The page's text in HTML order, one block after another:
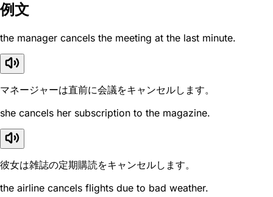
例文
the manager cancels the meeting at the last minute.
マネージャーは直前に会議をキャンセルします。
she cancels her subscription to the magazine.
彼女は雑誌の定期購読をキャンセルします。
the airline cancels flights due to bad weather.